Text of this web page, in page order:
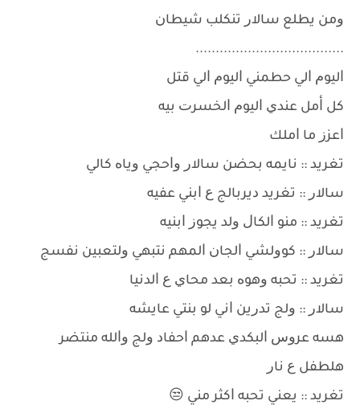
ﻭﻣﻦ ﻳﻄﻠﻊ ﺳﺎﻻﺭ ﺗﻨﻜﻠﺐ ﺷﻴﻄﺎﻥ
.....................................
ﺍﻟﻴﻮﻡ ﺍﻟﻲ ﺣﻄﻤﻨﻲ ﺍﻟﻴﻮﻡ ﺍﻟﻲ ﻗﺘﻞ
ﻛﻞ ﺃﻣﻞ ﻋﻨﺪﻱ ﺍﻟﻴﻮﻡ ﺍﻟﺨﺴﺮﺕ ﺑﻴﻪ
ﺍﻋﺰﺯ ﻣﺎ ﺍﻣﻠﻚ
ﺗﻐﺮﻳﺪ :: ﻧﺎﻳﻤﻪ ﺑﺤﻀﻦ ﺳﺎﻻﺭ ﻭﺍﺣﺠﻲ ﻭﻳﺎﻩ ﻛﺎﻟﻲ
ﺳﺎﻻﺭ :: ﺗﻐﺮﻳﺪ ﺩﻳﺮﺑﺎﻟﺞ ﻉ ﺍﺑﻨﻲ ﻋﻔﻴﻪ
ﺗﻐﺮﻳﺪ :: ﻣﻨﻮ ﺍﻟﻜﺎﻝ ﻭﻟﺪ ﻳﺠﻮﺯ ﺍﺑﻨﻴﻪ
ﺳﺎﻻﺭ :: ﻛﻮﻭﻟﺸﻲ ﺍﻟﺠﺎﻥ ﺍﻟﻤﻬﻢ ﻧﺘﺒﻬﻲ ﻭﻟﺘﻌﺒﻴﻦ ﻧﻔﺴﺞ
ﺗﻐﺮﻳﺪ :: ﺗﺤﺒﻪ ﻭﻫﻮﻩ ﺑﻌﺪ ﻣﺤﺎﻱ ﻉ ﺍﻟﺪﻧﻴﺎ
ﺳﺎﻻﺭ :: ﻭﻟﺞ ﺗﺪﺭﻳﻦ ﺍﻧﻲ ﻟﻮ ﺑﻨﺘﻲ ﻋﺎﻳﺸﻪ
ﻫﺴﻪ ﻋﺮﻭﺱ ﺍﻟﺒﻜﺪﻱ ﻋﺪﻫﻢ ﺍﺣﻔﺎﺩ ﻭﻟﺞ ﻭﺍﻟﻠﻪ ﻣﻨﺘﻀﺮ
ﻫﻠﻄﻔﻞ ﻉ ﻧﺎﺭ
ﺗﻐﺮﻳﺪ :: ﻳﻌﻨﻲ ﺗﺤﺒﻪ ﺍﻛﺜﺮ ﻣﻨﻲ 😒